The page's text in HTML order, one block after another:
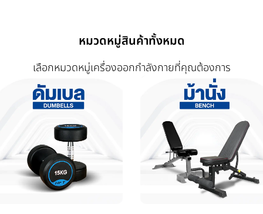
หมวดหมู่สินค้าทั้งหมด
เลือกหมวดหมู่เครื่องออกกำลังกายที่คุณต้องการ